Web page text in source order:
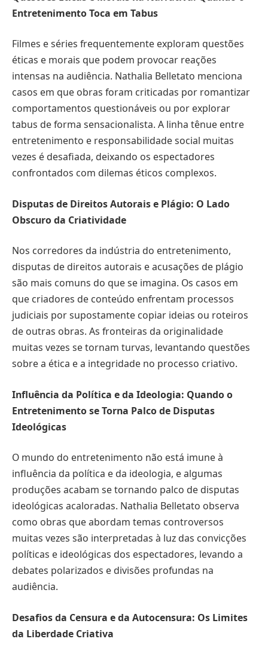
Entretenimento Toca em Tabus
Filmes e séries frequentemente exploram questões
éticas e morais que podem provocar reações
intensas na audiência. Nathalia Belletato menciona
casos em que obras foram criticadas por romantizar
comportamentos questionáveis ou por explorar
tabus de forma sensacionalista. A linha tênue entre
entretenimento e responsabilidade social muitas
vezes é desafiada, deixando os espectadores
confrontados com dilemas éticos complexos.
Disputas de Direitos Autorais e Plágio: O Lado
Obscuro da Criatividade
Nos corredores da indústria do entretenimento,
disputas de direitos autorais e acusações de plágio
são mais comuns do que se imagina. Os casos em
que criadores de conteúdo enfrentam processos
judiciais por supostamente copiar ideias ou roteiros
de outras obras. As fronteiras da originalidade
muitas vezes se tornam turvas, levantando questões
sobre a ética e a integridade no processo criativo.
Influência da Política e da Ideologia: Quando o
Entretenimento se Torna Palco de Disputas
Ideológicas
O mundo do entretenimento não está imune à
influência da política e da ideologia, e algumas
produções acabam se tornando palco de disputas
ideológicas acaloradas. Nathalia Belletato observa
como obras que abordam temas controversos
muitas vezes são interpretadas à luz das convicções
políticas e ideológicas dos espectadores, levando a
debates polarizados e divisões profundas na
audiência.
Desafios da Censura e da Autocensura: Os Limites
da Liberdade Criativa